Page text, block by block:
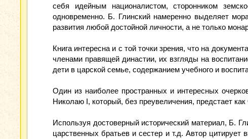
себя идейным националистом, сторонником
одновременно. Б. Глинский намеренно выделяет
развития любой достойной личности, а не только
Книга интересна и с той точки зрения, что на
членами правящей династии, их взгляды на
дети в царской семье, содержанием учебного и
Один из наиболее пространных и интересных
Николаю I, который, без преувеличения, предстает
Используя достоверный исторический материал, Б.
царственных братьев и сестер и т.д. Автор